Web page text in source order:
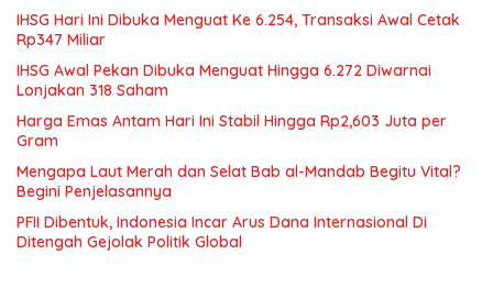
IHSG Hari Ini Dibuka Menguat Ke 6.254, Transaksi Awal Cetak
Rp347 Miliar
IHSG Awal Pekan Dibuka Menguat Hingga 6.272 Diwarnai
Lonjakan 318 Saham
Harga Emas Antam Hari Ini Stabil Hingga Rp2,603 Juta per
Gram
Mengapa Laut Merah dan Selat Bab al-Mandab Begitu Vital?
Begini Penjelasannya
PFII Dibentuk, Indonesia Incar Arus Dana Internasional Di
Ditengah Gejolak Politik Global